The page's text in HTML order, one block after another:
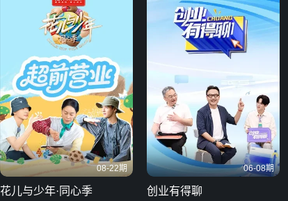
08-22期
花儿与少年·同心季
06-08期
创业有得聊